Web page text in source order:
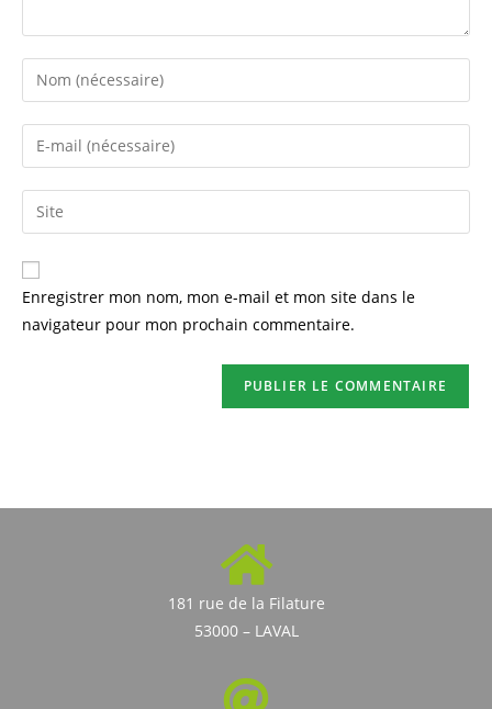
Enregistrer mon nom, mon e-mail et mon site dans le
navigateur pour mon prochain commentaire.
181 rue de la Filature
53000 – LAVAL